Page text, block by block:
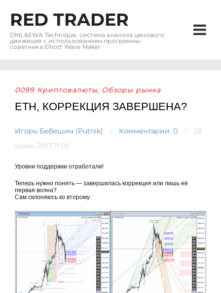
RED TRADER
DML&EWA Technique, система анализа ценового
движения с использованием программы-
советника Elliott Wave Maker
0099 Криптовалюты, Обзоры рынка
ETH, КОРРЕКЦИЯ ЗАВЕРШЕНА?
Игорь Бебешин (Putnik) Комментарии: 0
28
июня, 2017 11:09
Уровни поддержки отработали!
Теперь нужно понять — завершилась коррекция или лишь её
первая волна?
Сам склоняюсь ко второму.